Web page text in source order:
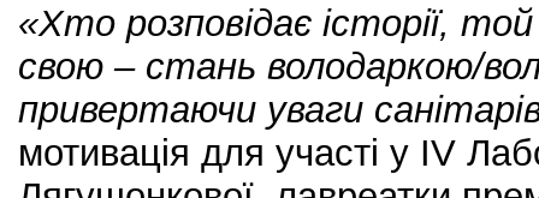
«Хто розповідає історії,
свою – стань володаркою/
привертаючи уваги
мотивація для участі у ІV